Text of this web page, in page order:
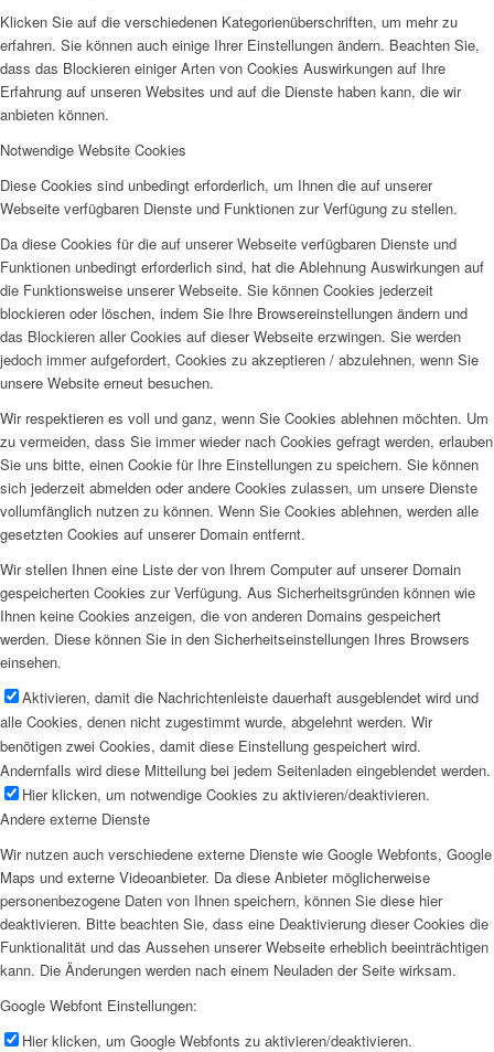
Klicken Sie auf die verschiedenen Kategorienüberschriften, um mehr zu
erfahren. Sie können auch einige Ihrer Einstellungen ändern. Beachten Sie,
dass das Blockieren einiger Arten von Cookies Auswirkungen auf Ihre
Erfahrung auf unseren Websites und auf die Dienste haben kann, die wir
anbieten können.
Notwendige Website Cookies
Diese Cookies sind unbedingt erforderlich, um Ihnen die auf unserer
Webseite verfügbaren Dienste und Funktionen zur Verfügung zu stellen.
Da diese Cookies für die auf unserer Webseite verfügbaren Dienste und
Funktionen unbedingt erforderlich sind, hat die Ablehnung Auswirkungen auf
die Funktionsweise unserer Webseite. Sie können Cookies jederzeit
blockieren oder löschen, indem Sie Ihre Browsereinstellungen ändern und
das Blockieren aller Cookies auf dieser Webseite erzwingen. Sie werden
jedoch immer aufgefordert, Cookies zu akzeptieren / abzulehnen, wenn Sie
unsere Website erneut besuchen.
Wir respektieren es voll und ganz, wenn Sie Cookies ablehnen möchten. Um
zu vermeiden, dass Sie immer wieder nach Cookies gefragt werden, erlauben
Sie uns bitte, einen Cookie für Ihre Einstellungen zu speichern. Sie können
sich jederzeit abmelden oder andere Cookies zulassen, um unsere Dienste
vollumfänglich nutzen zu können. Wenn Sie Cookies ablehnen, werden alle
gesetzten Cookies auf unserer Domain entfernt.
Wir stellen Ihnen eine Liste der von Ihrem Computer auf unserer Domain
gespeicherten Cookies zur Verfügung. Aus Sicherheitsgründen können wie
Ihnen keine Cookies anzeigen, die von anderen Domains gespeichert
werden. Diese können Sie in den Sicherheitseinstellungen Ihres Browsers
einsehen.
Aktivieren, damit die Nachrichtenleiste dauerhaft ausgeblendet wird und
alle Cookies, denen nicht zugestimmt wurde, abgelehnt werden. Wir
benötigen zwei Cookies, damit diese Einstellung gespeichert wird.
Andernfalls wird diese Mitteilung bei jedem Seitenladen eingeblendet werden.
Hier klicken, um notwendige Cookies zu aktivieren/deaktivieren.
Andere externe Dienste
Wir nutzen auch verschiedene externe Dienste wie Google Webfonts, Google
Maps und externe Videoanbieter. Da diese Anbieter möglicherweise
personenbezogene Daten von Ihnen speichern, können Sie diese hier
deaktivieren. Bitte beachten Sie, dass eine Deaktivierung dieser Cookies die
Funktionalität und das Aussehen unserer Webseite erheblich beeinträchtigen
kann. Die Änderungen werden nach einem Neuladen der Seite wirksam.
Google Webfont Einstellungen:
Hier klicken, um Google Webfonts zu aktivieren/deaktivieren.